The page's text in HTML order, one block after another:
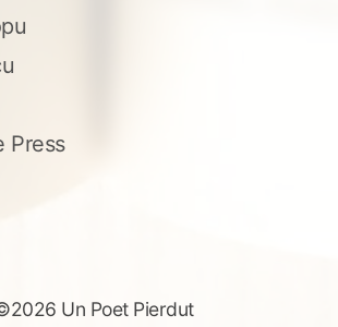
Press
Un Poet Pierdut